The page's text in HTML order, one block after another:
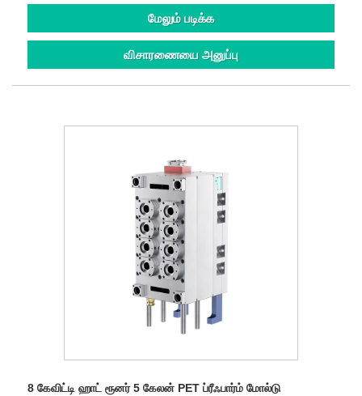
மேலும் படிக்க
விசாரணையை அனுப்பு
8 கேவிட்டி ஹாட் ரூனர் 5 கேலன் PET ப்ரீஃபார்ம் மோல்டு